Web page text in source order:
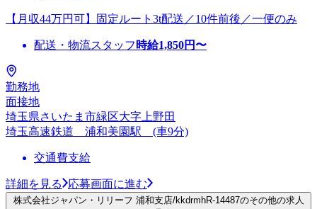
【月収44万円可】固定ルート3t配送／10件前後／一便のみ
配送・物流スタッフ 時給1,850円〜
勤務地
面接地
埼玉県さいたま市緑区大字上野田
埼玉高速鉄道 浦和美園駅 (車9分)
交通費支給
詳細を見る 応募画面に進む
株式会社ジャパン・リリーフ 浦和支店/kkdrmhR-14487のその他の求人